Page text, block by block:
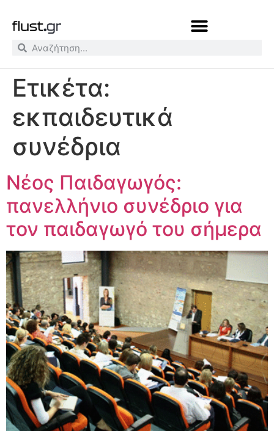
Ετικέτα:
εκπαιδευτικά
συνέδρια
Νέος Παιδαγωγός:
πανελλήνιο συνέδριο για
τον παιδαγωγό του σήμερα